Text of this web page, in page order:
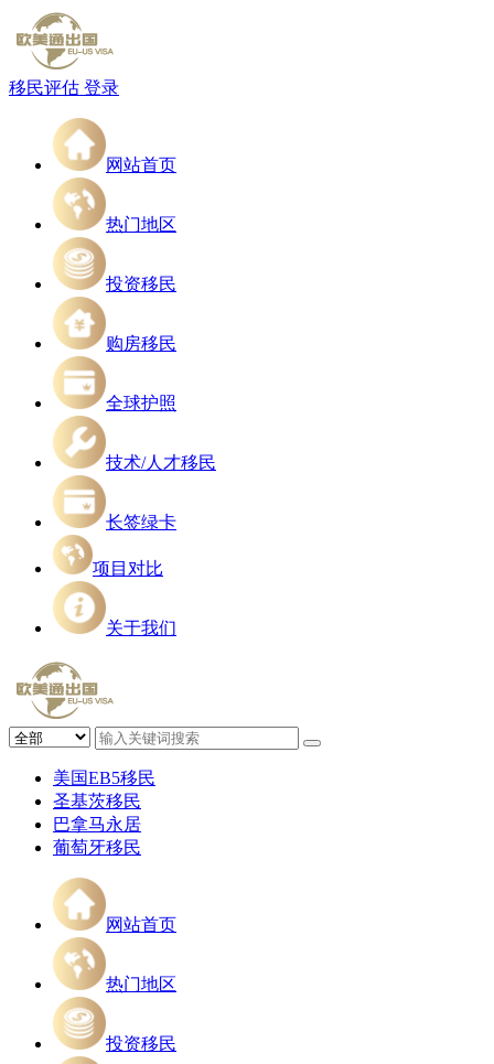
移民评估 登录
网站首页
热门地区
投资移民
购房移民
全球护照
技术/人才移民
长签绿卡
项目对比
关于我们
美国EB5移民
圣基茨移民
巴拿马永居
葡萄牙移民
网站首页
热门地区
投资移民